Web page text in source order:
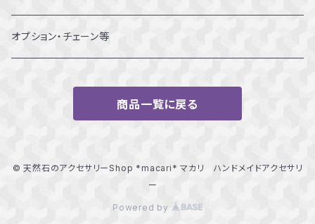
14～14.5号
17～17.5号
オプション・チェーン等
商品一覧に戻る
© 天然石のアクセサリーShop *macari* マカリ ハンドメイドアクセサリ
ー
Powered by